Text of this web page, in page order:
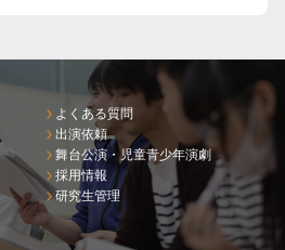
よくある質問
出演依頼
舞台公演・児童青少年演劇
採用情報
研究生管理